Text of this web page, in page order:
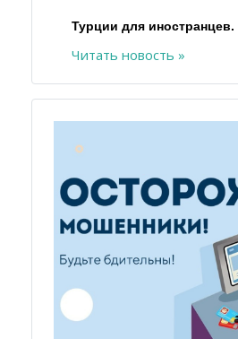
Турции для иностранцев.
Читать новость »